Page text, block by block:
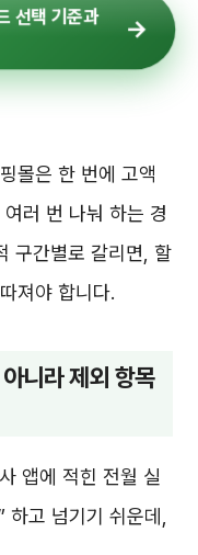
선택 기준과
몰은 한 번에 고액
러 번 나눠 하는 경
구간별로 갈리면, 할
져야 합니다.
니라 제외 항목
앱에 적힌 전월 실
고 넘기기 쉬운데,